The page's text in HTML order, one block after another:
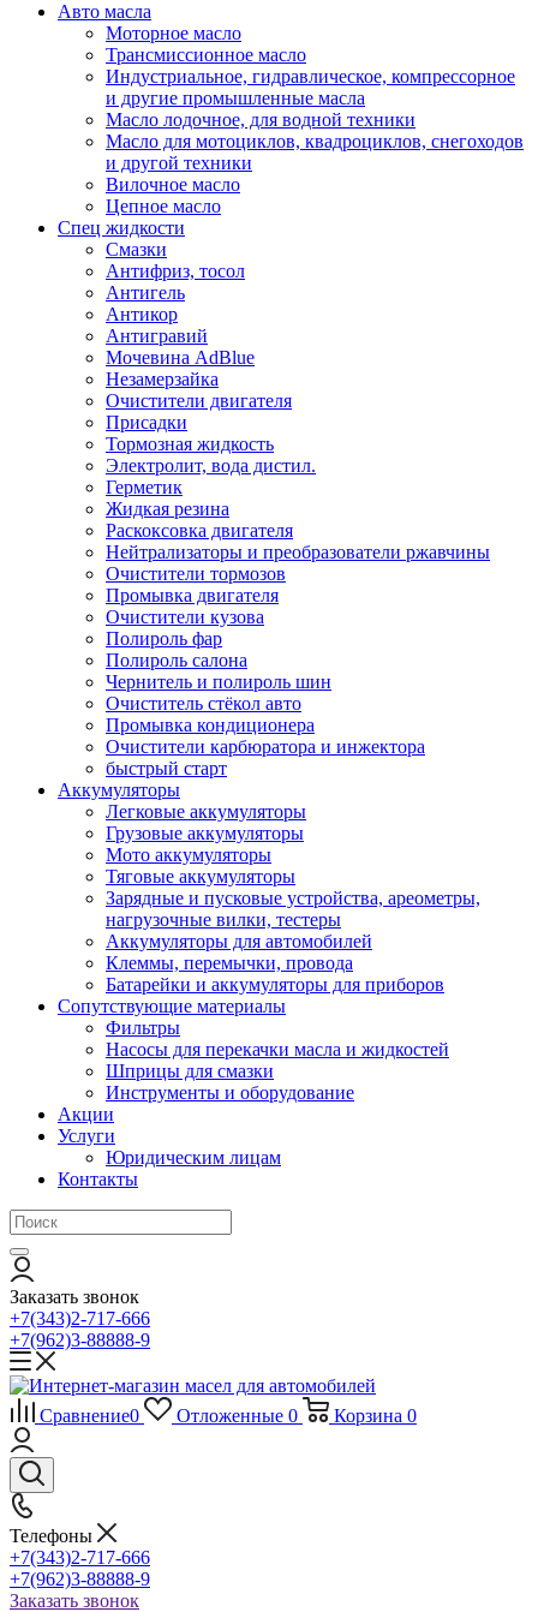
Авто масла
Моторное масло
Трансмиссионное масло
Индустриальное, гидравлическое, компрессорное
и другие промышленные масла
Масло лодочное, для водной техники
Масло для мотоциклов, квадроциклов, снегоходов
и другой техники
Вилочное масло
Цепное масло
Спец жидкости
Смазки
Антифриз, тосол
Антигель
Антикор
Антигравий
Мочевина AdBlue
Незамерзайка
Очистители двигателя
Присадки
Тормозная жидкость
Электролит, вода дистил.
Герметик
Жидкая резина
Раскоксовка двигателя
Нейтрализаторы и преобразователи ржавчины
Очистители тормозов
Промывка двигателя
Очистители кузова
Полироль фар
Полироль салона
Чернитель и полироль шин
Очиститель стёкол авто
Промывка кондиционера
Очистители карбюратора и инжектора
быстрый старт
Аккумуляторы
Легковые аккумуляторы
Грузовые аккумуляторы
Мото аккумуляторы
Тяговые аккумуляторы
Зарядные и пусковые устройства, ареометры,
нагрузочные вилки, тестеры
Аккумуляторы для автомобилей
Клеммы, перемычки, провода
Батарейки и аккумуляторы для приборов
Сопутствующие материалы
Фильтры
Насосы для перекачки масла и жидкостей
Шприцы для смазки
Инструменты и оборудование
Акции
Услуги
Юридическим лицам
Контакты
Заказать звонок
+7(343)2-717-666
+7(962)3-88888-9
Сравнение0 Отложенные 0 Корзина 0
Телефоны
+7(343)2-717-666
+7(962)3-88888-9
Заказать звонок